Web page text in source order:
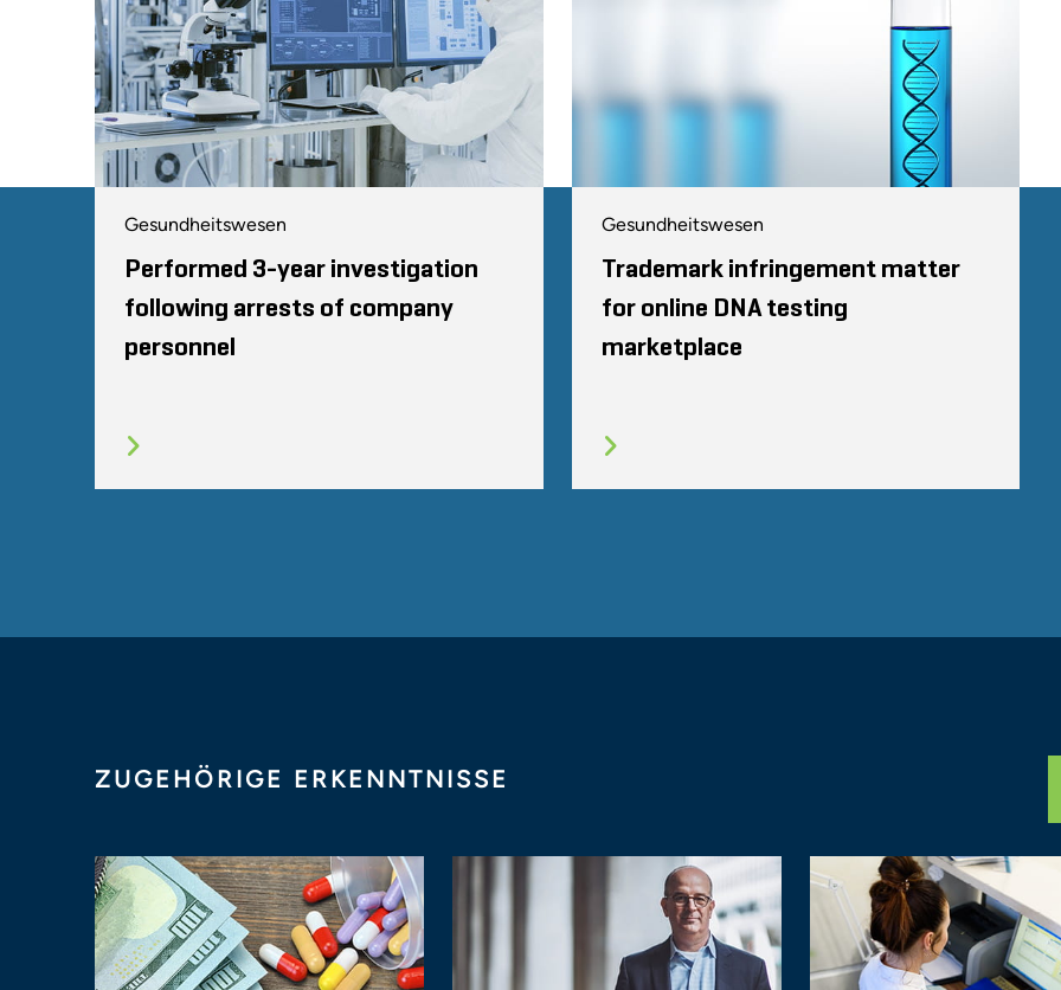
Gesundheitswesen
Performed 3-year investigation
following arrests of company
personnel
Gesundheitswesen
Trademark infringement matter
for online DNA testing
marketplace
ZUGEHÖRIGE ERKENNTNISSE